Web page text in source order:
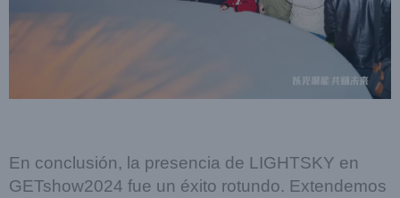
En conclusión, la presencia de LIGHTSKY en
GETshow2024 fue un éxito rotundo. Extendemos